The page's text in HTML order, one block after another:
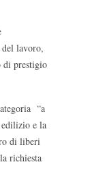
lavoro,
di prestigio
“a
e la
di liberi
richiesta